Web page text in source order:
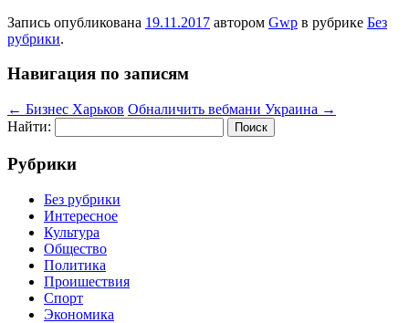
Запись опубликована 19.11.2017 автором Gwp в рубрике Без
рубрики.
Навигация по записям
← Бизнес Харьков Обналичить вебмани Украина →
Найти:
Рубрики
Без рубрики
Интересное
Культура
Общество
Политика
Проишествия
Спорт
Экономика